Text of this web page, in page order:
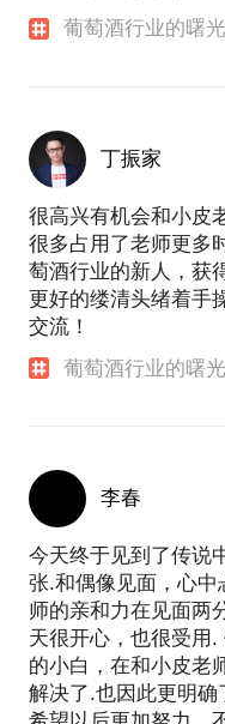
葡萄酒行业的曙
丁振家
很高兴有机会和小皮
很多占用了老师更多
萄酒行业的新人，获
更好的缕清头绪着手
交流！
葡萄酒行业的曙
李春
今天终于见到了传说
张.和偶像见面，心
师的亲和力在见面两
天很开心，也很受用
的小白，在和小皮老
解决了.也因此更明